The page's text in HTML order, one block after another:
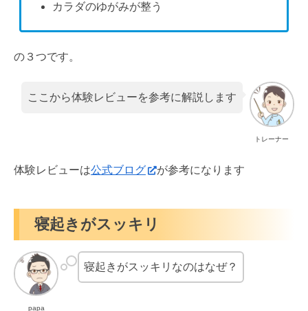
カラダのゆがみが整う
の３つです。
トレーナー
ここから体験レビューを参考に解説します
体験レビューは公式ブログ が参考になります
寝起きがスッキリ
papa
寝起きがスッキリなのはなぜ？